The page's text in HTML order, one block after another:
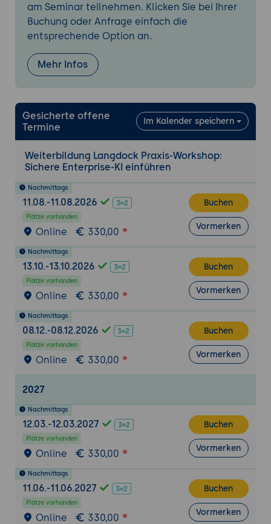
am Seminar teilnehmen. Klicken Sie bei Ihrer
Buchung oder Anfrage einfach die
entsprechende Option an.
Mehr Infos
Gesicherte offene
Termine
Im Kalender speichern
Weiterbildung Langdock Praxis-Workshop:
Sichere Enterprise-KI einführen
Nachmittags
11.08.-11.08.2026
Plätze vorhanden
Online 330,00
Buchen
Vormerken
Nachmittags
13.10.-13.10.2026
Plätze vorhanden
Online 330,00
Buchen
Vormerken
Nachmittags
08.12.-08.12.2026
Plätze vorhanden
Online 330,00
Buchen
Vormerken
2027
Nachmittags
12.03.-12.03.2027
Plätze vorhanden
Online 330,00
Buchen
Vormerken
Nachmittags
11.06.-11.06.2027
Plätze vorhanden
Online 330,00
Buchen
Vormerken